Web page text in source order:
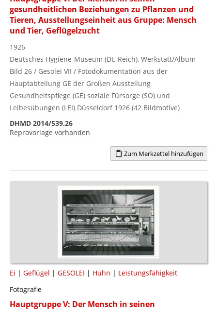
gesundheitlichen Beziehungen zu Pflanzen und
Tieren, Ausstellungseinheit aus Gruppe: Mensch
und Tier, Geflügelzucht
1926
Deutsches Hygiene-Museum (Dt. Reich), Werkstatt/Album
Bild 26 / Gesolei VII / Fotodokumentation aus der
Hauptabteilung GE der Großen Ausstellung
Gesundheitspflege (GE) soziale Fürsorge (SO) und
Leibesübungen (LEI) Düsseldorf 1926 (42 Bildmotive)
DHMD 2014/539.26
Reprovorlage vorhanden
Zum Merkzettel hinzufügen
Ei | Geflügel | GESOLEI | Huhn | Leistungsfähigkeit
Fotografie
Hauptgruppe V: Der Mensch in seinen